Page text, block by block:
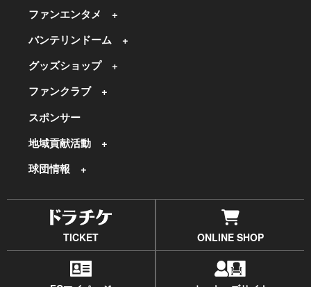
ファンエンタメ
バンテリンドーム
グッズショップ
ファンクラブ
スポンサー
地域貢献活動
球団情報
TICKET ONLINE SHOP